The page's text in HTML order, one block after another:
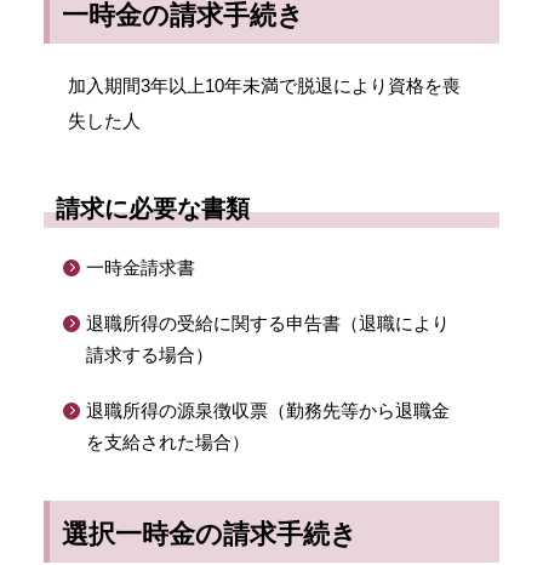
一時金の請求手続き
加入期間3年以上10年未満で脱退により資格を喪
失した人
請求に必要な書類
一時金請求書
退職所得の受給に関する申告書（退職により
請求する場合）
退職所得の源泉徴収票（勤務先等から退職金
を支給された場合）
選択一時金の請求手続き